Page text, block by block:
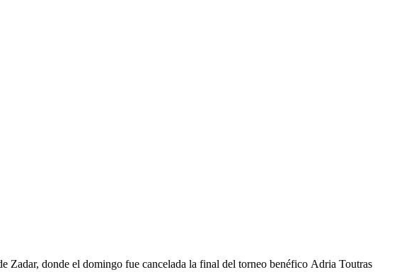
donde el domingo fue cancelada la final del torneo benéfico Adria Toutras